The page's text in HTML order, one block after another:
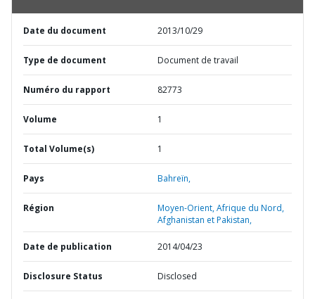
Date du document 2013/10/29
Type de document Document de travail
Numéro du rapport 82773
Volume 1
Total Volume(s) 1
Pays Bahreïn,
Région
Moyen-Orient, Afrique du Nord,
Afghanistan et Pakistan,
Date de publication 2014/04/23
Disclosure Status Disclosed